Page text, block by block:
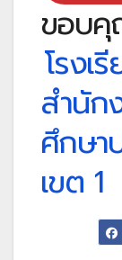
ขอบคุ
โรงเ
สำนัก
ศึกษา
เขต 1